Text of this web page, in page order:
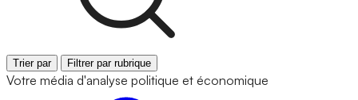
Trier par Filtrer par rubrique
Votre média d'analyse politique et économique